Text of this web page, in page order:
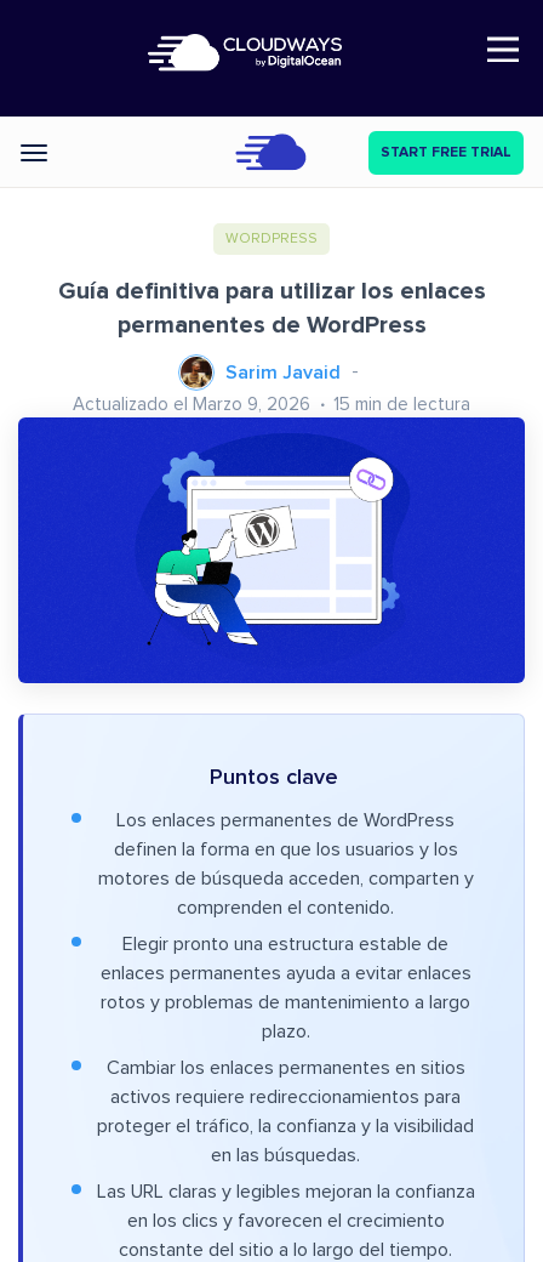
Open Nav
Categories START FREE TRIAL
WORDPRESS
Guía definitiva para utilizar los enlaces
permanentes de WordPress
Sarim Javaid
Actualizado el Marzo 9, 2026 15 min de lectura
Puntos clave
Los enlaces permanentes de WordPress
definen la forma en que los usuarios y los
motores de búsqueda acceden, comparten y
comprenden el contenido.
Elegir pronto una estructura estable de
enlaces permanentes ayuda a evitar enlaces
rotos y problemas de mantenimiento a largo
plazo.
Cambiar los enlaces permanentes en sitios
activos requiere redireccionamientos para
proteger el tráfico, la confianza y la visibilidad
en las búsquedas.
Las URL claras y legibles mejoran la confianza
en los clics y favorecen el crecimiento
constante del sitio a lo largo del tiempo.